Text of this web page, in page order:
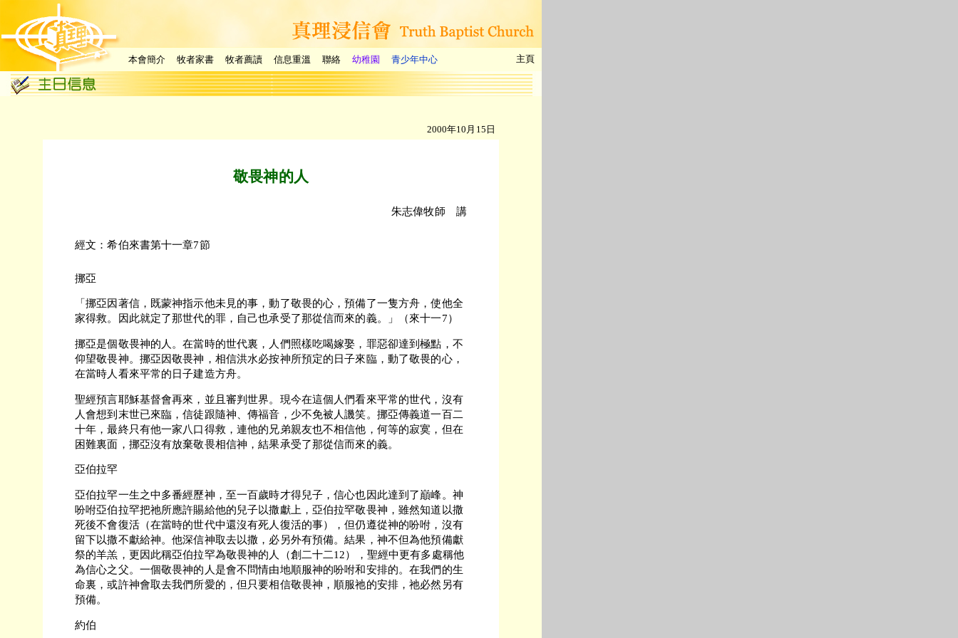
本會簡介 牧者家書 牧者薦讀 信息重溫 聯絡 幼稚園 青少年中心 主頁
2000年10月15日
敬畏神的人
朱志偉牧師 講
經文：希伯來書第十一章7節
挪亞
「挪亞因著信，既蒙神指示他未見的事，動了敬畏的心，預備了一隻方舟，使他全
家得救。因此就定了那世代的罪，自己也承受了那從信而來的義。」（來十一7）
挪亞是個敬畏神的人。在當時的世代裏，人們照樣吃喝嫁娶，罪惡卻達到極點，不
仰望敬畏神。挪亞因敬畏神，相信洪水必按神所預定的日子來臨，動了敬畏的心，
在當時人看來平常的日子建造方舟。
聖經預言耶穌基督會再來，並且審判世界。現今在這個人們看來平常的世代，沒有
人會想到末世已來臨，信徒跟隨神、傳福音，少不免被人譏笑。挪亞傳義道一百二
十年，最終只有他一家八口得救，連他的兄弟親友也不相信他，何等的寂寞，但在
困難裏面，挪亞沒有放棄敬畏相信神，結果承受了那從信而來的義。
亞伯拉罕
亞伯拉罕一生之中多番經歷神，至一百歲時才得兒子，信心也因此達到了巔峰。神
吩咐亞伯拉罕把祂所應許賜給他的兒子以撒獻上，亞伯拉罕敬畏神，雖然知道以撒
死後不會復活（在當時的世代中還沒有死人復活的事），但仍遵從神的吩咐，沒有
留下以撒不獻給神。他深信神取去以撒，必另外有預備。結果，神不但為他預備獻
祭的羊羔，更因此稱亞伯拉罕為敬畏神的人（創二十二12），聖經中更有多處稱他
為信心之父。一個敬畏神的人是會不問情由地順服神的吩咐和安排的。在我們的生
命裏，或許神會取去我們所愛的，但只要相信敬畏神，順服祂的安排，祂必然另有
預備。
約伯